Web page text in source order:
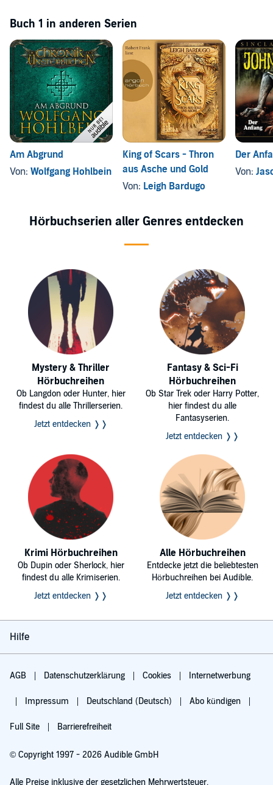
Buch 1 in anderen Serien
Am Abgrund
Von: Wolfgang Hohlbein
King of Scars - Thron
aus Asche und Gold
Von: Leigh Bardugo
Der
Von:
Hörbuchserien aller Genres entdecken
Mystery & Thriller
Hörbuchreihen
Ob Langdon oder Hunter, hier
findest du alle Thrillerserien.
Jetzt entdecken ❭❭
Fantasy & Sci-Fi
Hörbuchreihen
Ob Star Trek oder Harry Potter,
hier findest du alle
Fantasyserien.
Jetzt entdecken ❭❭
Krimi Hörbuchreihen
Ob Dupin oder Sherlock, hier
findest du alle Krimiserien.
Jetzt entdecken ❭❭
Alle Hörbuchreihen
Entdecke jetzt die beliebtesten
Hörbuchreihen bei Audible.
Jetzt entdecken ❭❭
Hilfe
AGB Datenschutzerklärung Cookies Internetwerbung
Impressum Deutschland (Deutsch) Abo kündigen
Full Site Barrierefreiheit
© Copyright 1997 - 2026 Audible GmbH
Alle Preise inklusive der gesetzlichen Mehrwertsteuer.